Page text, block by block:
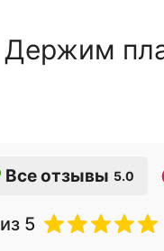
Держим
Все отзывы 5.0
из 5